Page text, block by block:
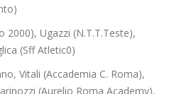
2000), Ugazzi (N.T.T.Teste),
(Sff Atletic0)
Vitali (Accademia C. Roma),
(Aurelio Roma Academy),